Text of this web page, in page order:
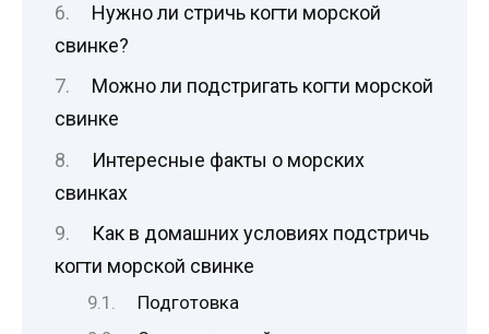
Нужно ли стричь когти морской
свинке?
Можно ли подстригать когти морской
свинке
Интересные факты о морских
свинках
Как в домашних условиях подстричь
когти морской свинке
Подготовка